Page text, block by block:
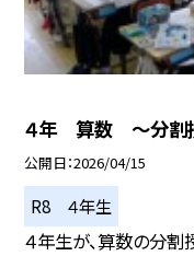
４年 算数 ～分割
公開日 2026/04/15
R8 ４年生
４年生が、算数の分割